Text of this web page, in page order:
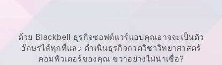
ด้วย Blackbell ธุรกิจซอฟต์แวร์แอปคุณอาจจะเป็นตัว
อักษรได้ทุกที่และ ดำเนินธุรกิจกวดวิชาวิทยาศาสตร์
คอมพิวเตอร์ของคุณ ขวาอย่างไม่น่าเชื่อ?